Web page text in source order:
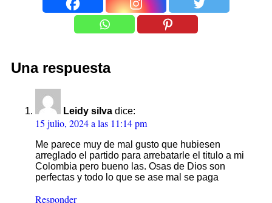
Una respuesta
Leidy silva dice:
15 julio, 2024 a las 11:14 pm
Me parece muy de mal gusto que hubiesen
arreglado el partido para arrebatarle el titulo a mi
Colombia pero bueno las. Osas de Dios son
perfectas y todo lo que se ase mal se paga
Responder